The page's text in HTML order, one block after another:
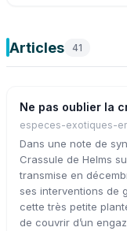
Articles 41
Ne pas oublier la
especes-exotiques-
Dans une note de
Crassule de Helms
transmise en
ses interventions de
cette très petite
de couvrir d’un